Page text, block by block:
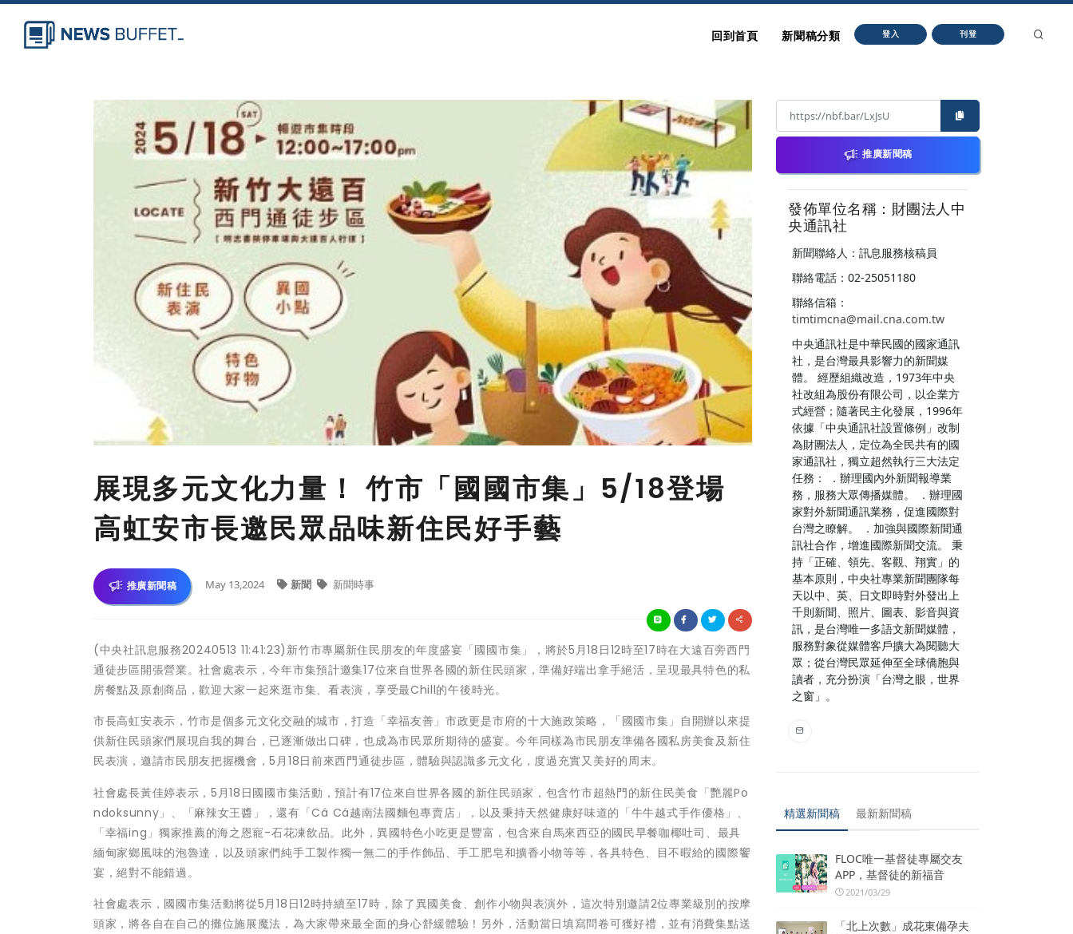
回到首頁 新聞稿分類 登入 刊登
展現多元文化力量！ 竹市「國國市集」5/18登場
高虹安市長邀民眾品味新住民好手藝
推廣新聞稿 May 13,2024 新聞 新聞時事
(中央社訊息服務20240513 11:41:23)新竹市專屬新住民朋友的年度盛宴「國國市集」，將於5月18日12時至17時在大遠百旁西門
通徒步區開張營業。社會處表示，今年市集預計邀集17位來自世界各國的新住民頭家，準備好端出拿手絕活，呈現最具特色的私
房餐點及原創商品，歡迎大家一起來逛市集、看表演，享受最Chill的午後時光。
市長高虹安表示，竹市是個多元文化交融的城市，打造「幸福友善」市政更是市府的十大施政策略，「國國市集」自開辦以來提
供新住民頭家們展現自我的舞台，已逐漸做出口碑，也成為市民眾所期待的盛宴。今年同樣為市民朋友準備各國私房美食及新住
民表演，邀請市民朋友把握機會，5月18日前來西門通徒步區，體驗與認識多元文化，度過充實又美好的周末。
社會處長黃佳婷表示，5月18日國國市集活動，預計有17位來自世界各國的新住民頭家，包含竹市超熱門的新住民美食「艷麗Po
ndoksunny」、「麻辣女王醬」，還有「Cá Cá越南法國麵包專賣店」，以及秉持天然健康好味道的「牛牛越式手作優格」、
「幸福ing」獨家推薦的海之恩寵-石花凍飲品。此外，異國特色小吃更是豐富，包含來自馬來西亞的國民早餐咖椰吐司、最具
緬甸家鄉風味的泡魯達，以及頭家們純手工製作獨一無二的手作飾品、手工肥皂和擴香小物等等，各具特色、目不暇給的國際饗
宴，絕對不能錯過。
社會處表示，國國市集活動將從5月18日12時持續至17時，除了異國美食、創作小物與表演外，這次特別邀請2位專業級別的按摩
頭家，將各自在自己的攤位施展魔法，為大家帶來最全面的身心舒緩體驗！另外，活動當日填寫問卷可獲好禮，並有消費集點送
推廣新聞稿
發佈單位名稱：財團法人中
央通訊社
新聞聯絡人：訊息服務核稿員
聯絡電話：02-25051180
聯絡信箱：
timtimcna@mail.cna.com.tw
中央通訊社是中華民國的國家通訊
社，是台灣最具影響力的新聞媒
體。 經歷組織改造，1973年中央
社改組為股份有限公司，以企業方
式經營；隨著民主化發展，1996年
依據「中央通訊社設置條例」改制
為財團法人，定位為全民共有的國
家通訊社，獨立超然執行三大法定
任務： ．辦理國內外新聞報導業
務，服務大眾傳播媒體。 ．辦理國
家對外新聞通訊業務，促進國際對
台灣之瞭解。 ．加強與國際新聞通
訊社合作，增進國際新聞交流。 秉
持「正確、領先、客觀、翔實」的
基本原則，中央社專業新聞團隊每
天以中、英、日文即時對外發出上
千則新聞、照片、圖表、影音與資
訊，是台灣唯一多語文新聞媒體，
服務對象從媒體客戶擴大為閱聽大
眾；從台灣民眾延伸至全球僑胞與
讀者，充分扮演「台灣之眼，世界
之窗」。
精選新聞稿 最新新聞稿
FLOC唯一基督徒專屬交友
APP，基督徒的新福音
2021/03/29
「北上次數」成花東備孕夫